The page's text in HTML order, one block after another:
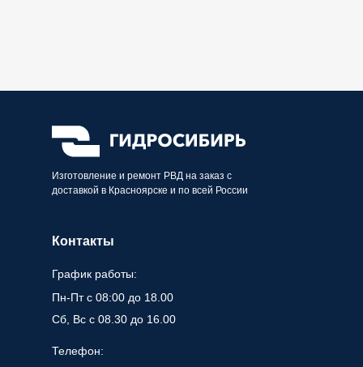
Изготовление и ремонт РВД на заказ с
доставкой в Красноярске и по всей России
График работы:
Телефон:
Пн-Пт с 08:00 до 18.00
Сб, Вс с 08.30 до 16.00
Контакты